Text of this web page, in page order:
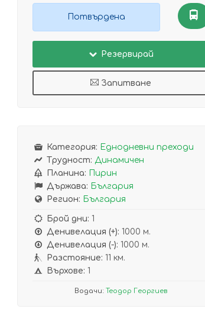
Потвърдена
Резервирай
Запитване
Категория: Еднодневни преходи
Трудност: Динамичен
Планина: Пирин
Държава: България
Регион: България
Брой дни: 1
Денивелация (+): 1000 м.
Денивелация (-): 1000 м.
Разстояние: 11 км.
Върхове: 1
Водачи: Теодор Георгиев